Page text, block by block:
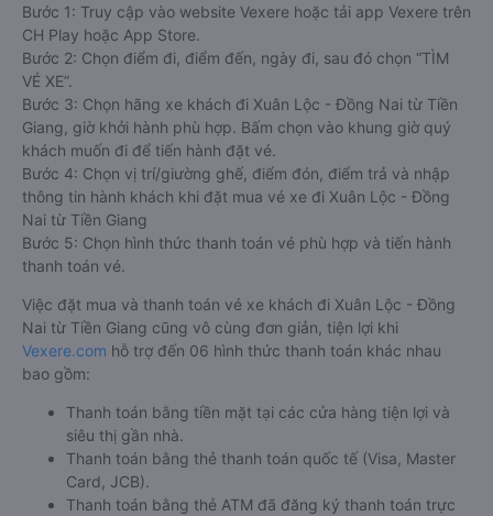
Bước 1: Truy cập vào website Vexere hoặc tải app Vexere trên
CH Play hoặc App Store.
Bước 2: Chọn điểm đi, điểm đến, ngày đi, sau đó chọn “TÌM
VÉ XE”.
Bước 3: Chọn hãng xe khách đi Xuân Lộc - Đồng Nai từ Tiền
Giang, giờ khởi hành phù hợp. Bấm chọn vào khung giờ quý
khách muốn đi để tiến hành đặt vé.
Bước 4: Chọn vị trí/giường ghế, điểm đón, điểm trả và nhập
thông tin hành khách khi đặt mua vé xe đi Xuân Lộc - Đồng
Nai từ Tiền Giang
Bước 5: Chọn hình thức thanh toán vé phù hợp và tiến hành
thanh toán vé.
Việc đặt mua và thanh toán vé xe khách đi Xuân Lộc - Đồng
Nai từ Tiền Giang cũng vô cùng đơn giản, tiện lợi khi
Vexere.com hỗ trợ đến 06 hình thức thanh toán khác nhau
bao gồm:
Thanh toán bằng tiền mặt tại các cửa hàng tiện lợi và
siêu thị gần nhà.
Thanh toán bằng thẻ thanh toán quốc tế (Visa, Master
Card, JCB).
Thanh toán bằng thẻ ATM đã đăng ký thanh toán trực